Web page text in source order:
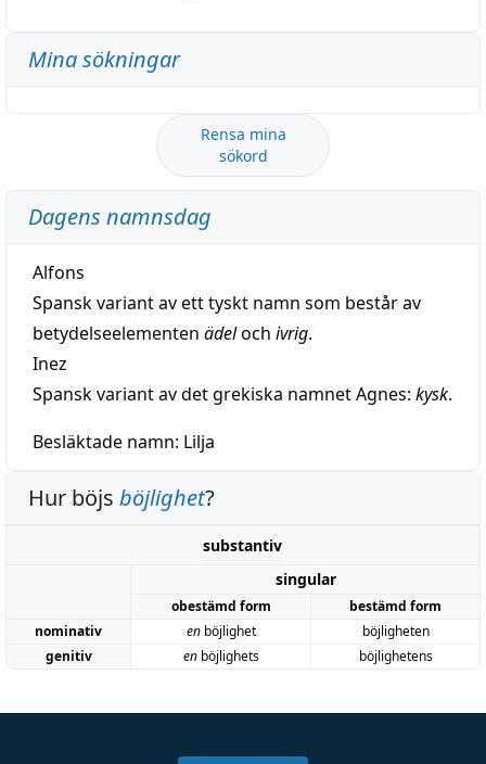
Mina sökningar
Rensa mina
sökord
Dagens namnsdag
Alfons
Spansk variant av ett tyskt namn som består av
betydelseelementen ädeloch ivrig.
Inez
Spansk variant av det grekiska namnet Agnes: kysk.
Besläktade namn: Lilja
Hur böjs böjlighet?
substantiv
singular
obestämd form
bestämd form
nominativ
enböjlighet
böjligheten
genitiv
enböjlighets böjlighetens